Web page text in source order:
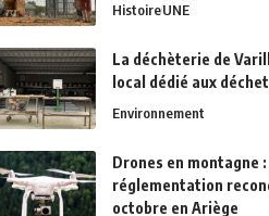
HistoireUNE
La déchèterie de
local dédié aux
Environnement
Drones en montagne :
réglementation
octobre en Ariège